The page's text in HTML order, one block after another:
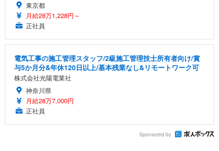
東京都
月給28万1,228円～
正社員
電気工事の施工管理スタッフ/2級施工管理技士所有者向け/賞
与5か月分&年休120日以上/基本残業なし&リモートワーク可
株式会社光陽電業社
神奈川県
月給28万7,000円
正社員
Sponsored by